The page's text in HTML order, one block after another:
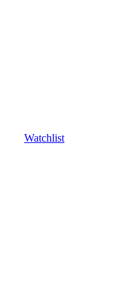
Watchlist